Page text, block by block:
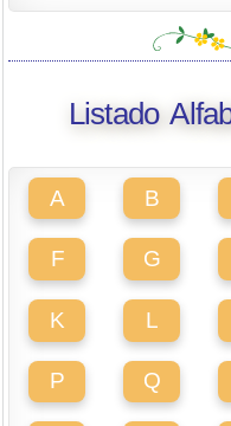
Listado
A B
F G
K L
P Q